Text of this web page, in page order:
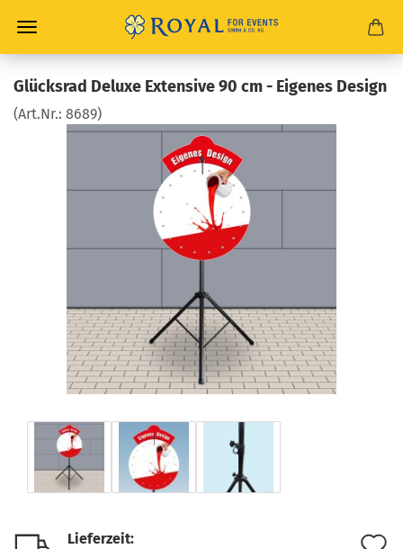
Glücksrad Deluxe Extensive 90 cm - Eigenes Design
(Art.Nr.: 8689)
Lieferzeit: